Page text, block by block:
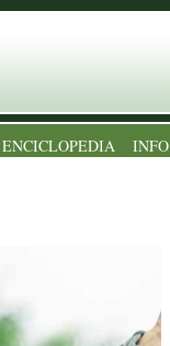
ENCICLOPEDIA INFO